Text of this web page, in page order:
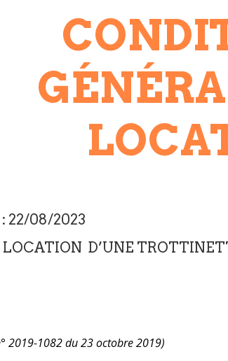
22/08/2023
LOCATION D’UNE
2019-1082 du 23 octobre 2019)